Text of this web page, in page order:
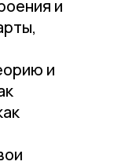
и
и